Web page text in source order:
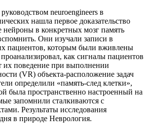
neuroengineers в
нашла первое доказательство
нейроны в конкретных мозг память
Они изучали записи в
пациентов, которым были вживлены
как сигналы пациентов
их поведение при выполнении
(VR) объекта-расположение задач
определили «память-след клетки»,
была пространственно настроенный на
запомнили сталкиваются с
Результаты исследования
в природе Неврология.